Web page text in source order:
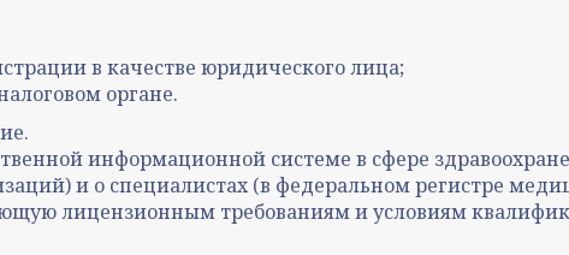
в качестве юридического лица;
органе.
информационной системе в сфере
и о специалистах (в федеральном регистре
лицензионным требованиям и условиям